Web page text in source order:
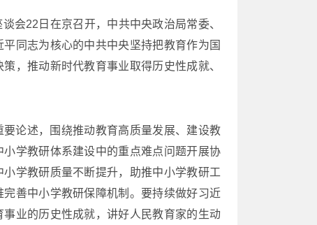
22日在京召开，中共中央政治局常委、
同志为核心的中共中央坚持把教育作为国
，推动新时代教育事业取得历史性成就、
论述，围绕推动教育高质量发展、建设教
学教研体系建设中的重点难点问题开展协
学教研质量不断提升，助推中小学教研工
善中小学教研保障机制。要持续做好习近
业的历史性成就，讲好人民教育家的生动